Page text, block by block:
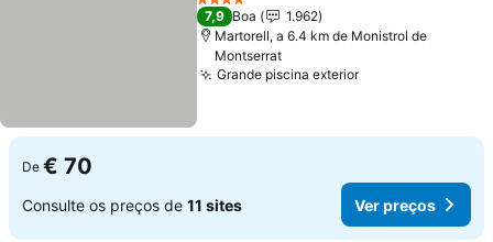
4 Estrelas
7,9 Boa
1.962
Martorell, a 6.4 km de Monistrol de
Montserrat
Grande piscina exterior
De € 70
Consulte os preços de 11 sites Ver preços